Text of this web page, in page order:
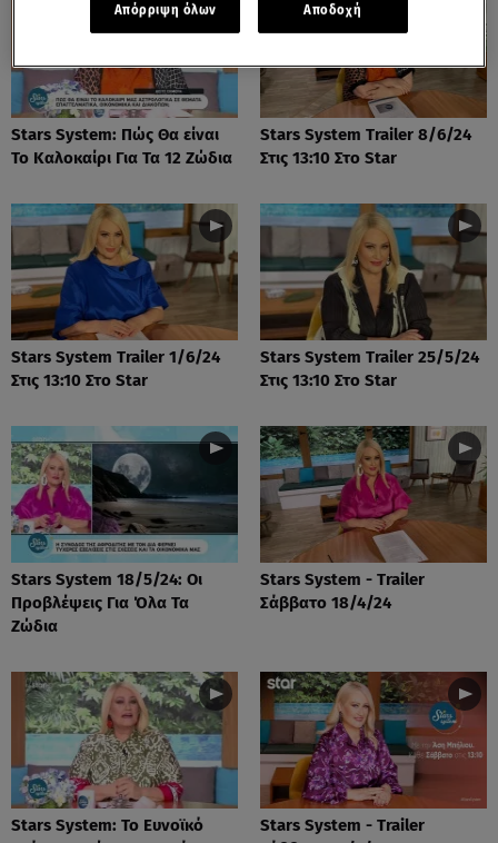
Stars System: Πώς Θα είναι
Το Καλοκαίρι Για Τα 12 Ζώδια
Stars System Trailer 8/6/24
Στις 13:10 Στο Star
Stars System Trailer 1/6/24
Στις 13:10 Στο Star
Stars System Trailer 25/5/24
Στις 13:10 Στο Star
Stars System 18/5/24: Οι
Προβλέψεις Για Όλα Τα
Ζώδια
Stars System - Trailer
Σάββατο 18/4/24
Stars System: Το Ευνοϊκό
Stars System - Trailer
Απόρριψη όλων Αποδοχή